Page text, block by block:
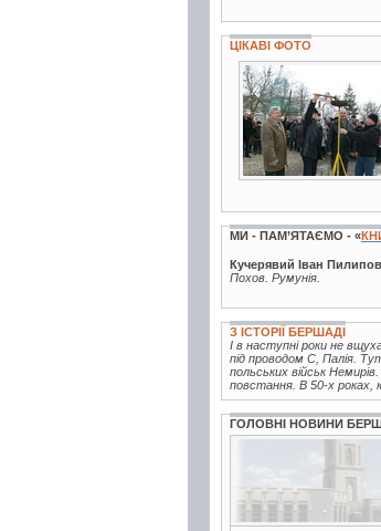
ЦІКАВІ ФОТО
7 фото
МИ - ПАМ’ЯТАЄМО - «
Кучерявий Іван
Похов. Румунія.
З ІСТОРІЇ БЕРШАДІ
І в наступні роки не
під проводом С, Палія.
польських військ
повстання. В 50-х роках,
ГОЛОВНІ НОВИНИ